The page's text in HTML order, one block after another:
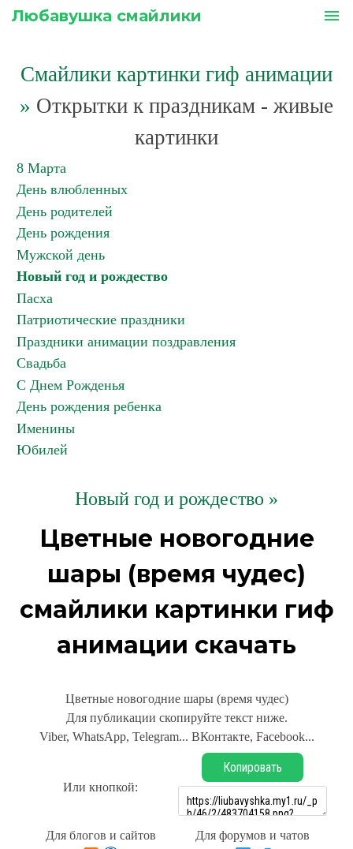
Любавушка смайлики menu
Смайлики картинки гиф анимации
» Открытки к праздникам - живые
картинки
8 Марта
День влюбленных
День родителей
День рождения
Мужской день
Новый год и рождество
Пасха
Патриотические праздники
Праздники анимации поздравления
Свадьба
С Днем Рожденья
День рождения ребенка
Именины
Юбилей
Новый год и рождество »
Цветные новогодние
шары (время чудес)
смайлики картинки гиф
анимации скачать
Цветные новогодние шары (время чудес)
Для публикации скопируйте текст ниже.
Viber, WhatsApp, Telegram... ВКонтакте, Facebook...
Или кнопкой:
Копировать
Для блогов и сайтов Для форумов и чатов